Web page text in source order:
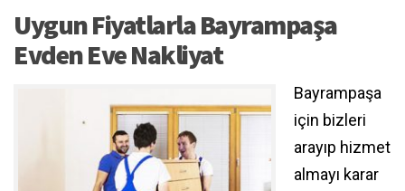
Uygun Fiyatlarla Bayrampaşa
Evden Eve Nakliyat
Bayrampaşa
için bizleri
arayıp hizmet
almayı karar